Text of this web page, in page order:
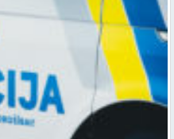
pie stūres reibumā aizturētas